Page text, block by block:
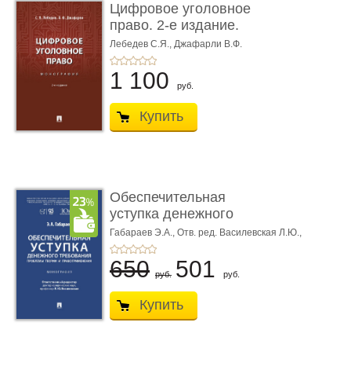
Цифровое уголовное
право. 2-е издание.
Монограф ...
Лебедев С.Я., Джафарли В.Ф.
1 100 руб.
Купить
Обеспечительная
уступка денежного
требования ...
Габараев Э.А., Отв. ред. Василевская Л.Ю.,
вступ. сл. Каретина М.Г.
650 руб. 501 руб.
Купить